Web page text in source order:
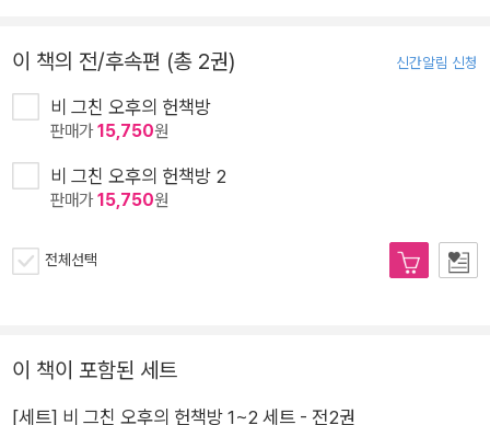
이 책의 전/후속편 (총 2권) 신간알림 신청
비 그친 오후의 헌책방
판매가15,750원
비 그친 오후의 헌책방 2
판매가15,750원
전체선택
이 책이 포함된 세트
[세트] 비 그친 오후의 헌책방 1~2 세트 - 전2권